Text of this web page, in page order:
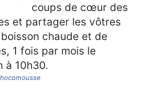
coups de cœur des
et partager les vôtres
boisson chaude et de
1 fois par mois le
à 10h30.